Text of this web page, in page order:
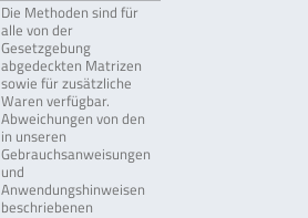
Die Methoden sind für
alle von der
Gesetzgebung
abgedeckten Matrizen
sowie für zusätzliche
Waren verfügbar.
Abweichungen von den
in unseren
Gebrauchsanweisungen
und
Anwendungshinweisen
beschriebenen